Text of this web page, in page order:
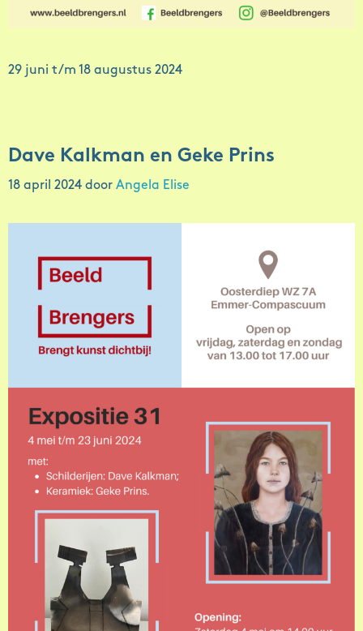
29 juni t/m 18 augustus 2024
Dave Kalkman en Geke Prins
18 april 2024 door Angela Elise